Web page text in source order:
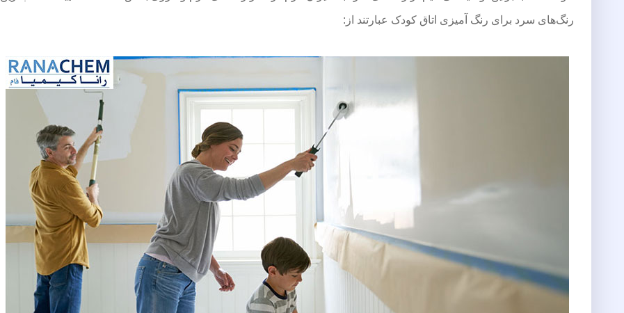
رنگ‌های سرد برای رنگ آمیزی اتاق کودک عبارتند از: